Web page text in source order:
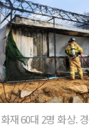
재 60대 2명 화상.